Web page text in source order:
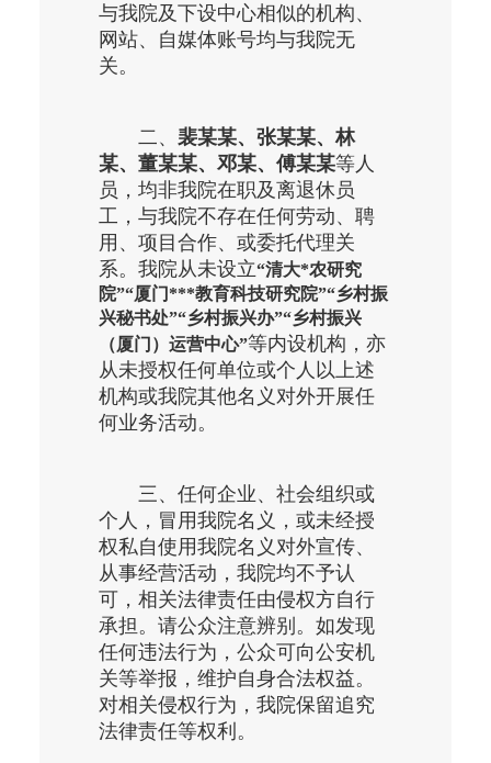
与我院及下设中心相似的机构、
网站、自媒体账号均与我院无
关。
二、 裴某某、张某某、林
某、董某某、邓某、傅某某等人
员，均非我院在职及离退休员
工，与我院不存在任何劳动、聘
用、项目合作、或委托代理关
系。我院从未设立“清大*农研究
院”“厦门***教育科技研究院”“乡村振
兴秘书处”“乡村振兴办”“乡村振兴
（厦门）运营中心”等内设机构，亦
从未授权任何单位或个人以上述
机构或我院其他名义对外开展任
何业务活动。
三、 任何企业、社会组织或
个人，冒用我院名义，或未经授
权私自使用我院名义对外宣传、
从事经营活动， 我院均不予认
可，相关法律责任由侵权方自行
承担。 请公众注意辨别。如发现
任何违法行为，公众可向公安机
关等举报，维护自身合法权益。
对相关侵权行为，我院保留追究
法律责任等权利。